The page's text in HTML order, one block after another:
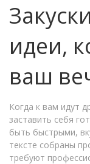
идеи,
ваш
Когда к вам идут
заставить себя
быть быстрыми,
тексте собраны
требуют